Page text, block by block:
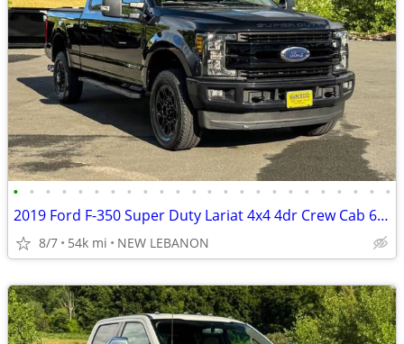
• • • • • • • • • • • • • • • • • • • • • • • •
2019 Ford F-350 Super Duty Lariat 4x4 4dr Crew Cab 6.8 ft. SB SRW
8/7 54k mi NEW LEBANON